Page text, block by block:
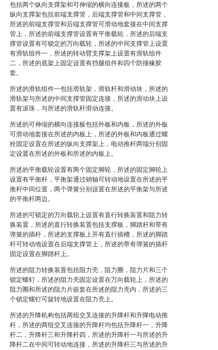
包括两个纵向支撑架和可伸缩的横向连接板，所述的两个
纵向支撑架包括前端支撑管，后端支撑管和中间支撑管，
所述的前端支撑管和后端支撑管可滑动地套接在中间支撑
管上，所述的前端支撑管设置有平衡载轮，所述的后端支
撑管设置有可锁定的万向载轮，所述的中间支撑管上设置
有滑轨组件一，所述的转动臂支撑架上设置有滑轨组件
二，所述的底架上固定设置有挡腿组件和四个防撞橡胶
套。
所述的滑轨组件一包括滑轨架，滑轨杆和滑动块，所述的
滑轨架与所述的中间支撑管固定连接，所述的滑动块上设
置有滚珠，与所述的滑轨杆滑动连接。
所述的可伸缩的横向连接板包括外板和内板，所述的外板
可滑动地套接在所述的内板上，所述的外板和内板通过螺
栓固定设置在所述的纵向支撑架上，电动推杆两端分别固
定设置在所述的外板和所述的内板上。
所述的平衡载轮设置有两个固定脚轮，所述的固定脚轮上
设置有平衡杆，平衡架通过销轴可转动地设置在所述的平
衡杆中间位置，两个弹簧分别设置在所述的平衡架与所述
的平衡杆两边。
所述的可锁定的万向载轮上设置有直行转换装置和阻力转
换装置，所述的直行转换装置包括支撑板，脚踏杆和带有
弹簧的插杆，所述的支撑板上开有直行插槽，所述的脚踏
杆可转动地设置在后端支撑管上，所述的带有弹簧的插杆
固定设置在脚踏杆上。
所述的阻力转换装置包括阻力壳，阻力圈，阻力片和三个
锁定螺钉，所述的阻力壳固定设置在万向载轮上，所述的
阻力圈和所述的阻力片嵌套在所述的阻力壳内，所述的三
个锁定螺钉可旋转地设置在阻力壳上。
所述的升降机构包括两组交叉连接的升降杆和升降电动推
杆，所述的两组交叉连接的升降杆均包括升降杆一，升降
杆二，升降杆三和升降杆四，所述的升降杆一与所述的升
降杆二在中间可转动地连接，所述的升降杆三与所述的升